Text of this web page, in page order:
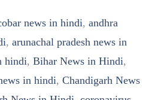
news in hindi, andhra
, arunachal pradesh news in
hindi, Bihar News in Hindi,
in hindi, Chandigarh News